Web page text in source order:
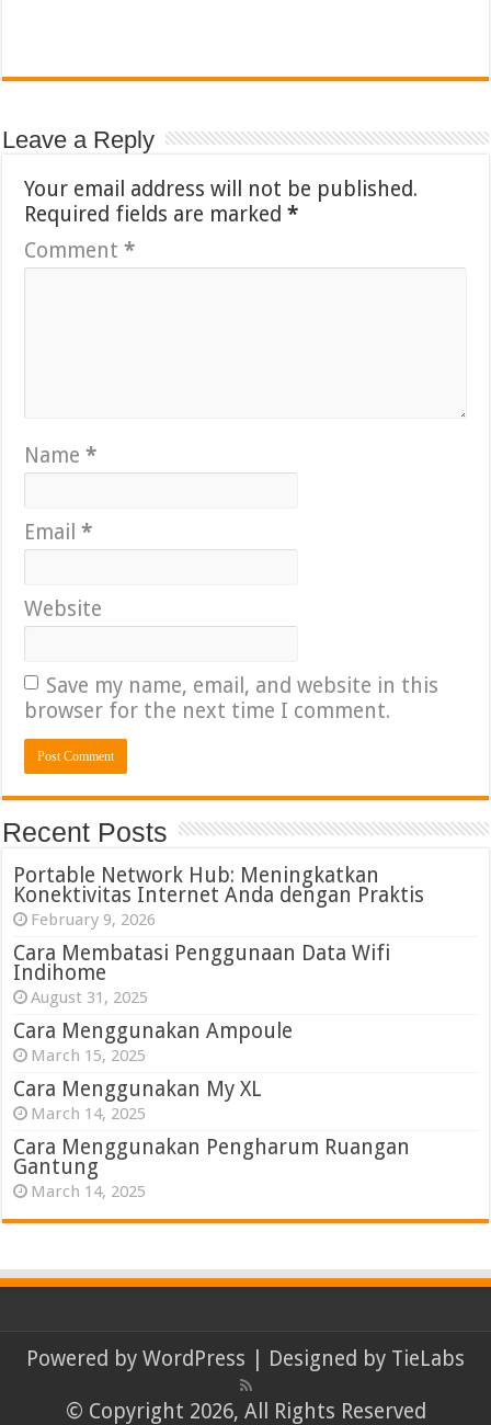
Leave a Reply
Your email address will not be published.
Required fields are marked*
Comment*
Name*
Email*
Website
Save my name, email, and website in this
browser for the next time I comment.
Recent Posts
Portable Network Hub: Meningkatkan
Konektivitas Internet Anda dengan Praktis
February 9, 2026
Cara Membatasi Penggunaan Data Wifi
Indihome
August 31, 2025
Cara Menggunakan Ampoule
March 15, 2025
Cara Menggunakan My XL
March 14, 2025
Cara Menggunakan Pengharum Ruangan
Gantung
March 14, 2025
Powered by WordPress | Designed by TieLabs
© Copyright 2026, All Rights Reserved